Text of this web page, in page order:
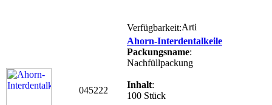
Verfügbarkeit:
045222
Ahorn-Interdentalkeile
Packungsname:
Nachfüllpackung
Inhalt:
100 Stück